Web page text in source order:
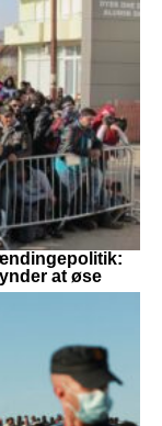
at øse